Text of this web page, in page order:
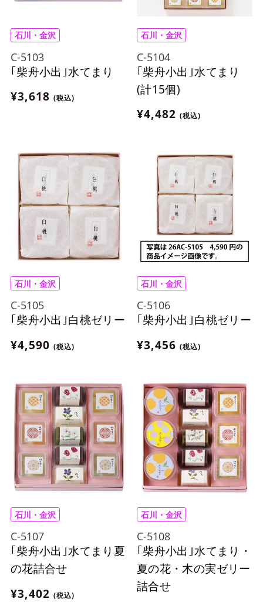
石川・金沢
C-5103
｢柴舟小出｣水てまり
¥3,618 (税込)
石川・金沢
C-5104
｢柴舟小出｣水てまり
(計15個)
¥4,482 (税込)
石川・金沢
C-5105
｢柴舟小出｣白桃ゼリー
¥4,590 (税込)
石川・金沢
C-5106
｢柴舟小出｣白桃ゼリー
¥3,456 (税込)
石川・金沢
C-5107
｢柴舟小出｣水てまり夏
の花詰合せ
¥3,402 (税込)
石川・金沢
C-5108
｢柴舟小出｣水てまり・
夏の花・木の実ゼリー
詰合せ